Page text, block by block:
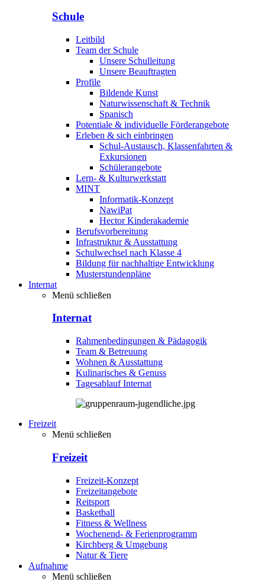
Schule
Leitbild
Team der Schule
Unsere Schulleitung
Unsere Beauftragten
Profile
Bildende Kunst
Naturwissenschaft & Technik
Spanisch
Potentiale & individuelle Förderangebote
Erleben & sich einbringen
Schul-Austausch, Klassenfahrten &
Exkursionen
Schülerangebote
Lern- & Kulturwerkstatt
MINT
Informatik-Konzept
NawiPat
Hector Kinderakademie
Berufsvorbereitung
Infrastruktur & Ausstattung
Schulwechsel nach Klasse 4
Bildung für nachhaltige Entwicklung
Musterstundenpläne
Internat
Menü schließen
Internat
Rahmenbedingungen & Pädagogik
Team & Betreuung
Wohnen & Ausstattung
Kulinarisches & Genuss
Tagesablauf Internat
Freizeit
Menü schließen
Freizeit
Freizeit-Konzept
Freizeitangebote
Reitsport
Basketball
Fitness & Wellness
Wochenend- & Ferienprogramm
Kirchberg & Umgebung
Natur & Tiere
Aufnahme
Menü schließen